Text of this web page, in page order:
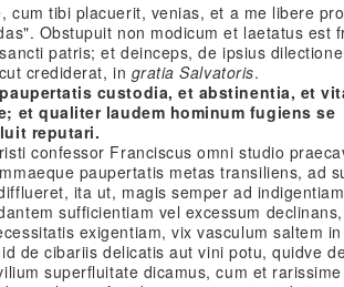
cum tibi placuerit, venias, et a me libere
Obstupuit non modicum et laetatus est
patris; et deinceps, de ipsius
crediderat, in gratia Salvatoris.
custodia, et abstinentia, et
et qualiter laudem hominum fugiens se
reputari.
confessor Franciscus omni studio
paupertatis metas transiliens, ad
ita ut, magis semper ad indigentiam
sufficientiam vel excessum
exigentiam, vix vasculum saltem
de cibariis delicatis aut vini potu, quidve
superfluitate dicamus, cum et